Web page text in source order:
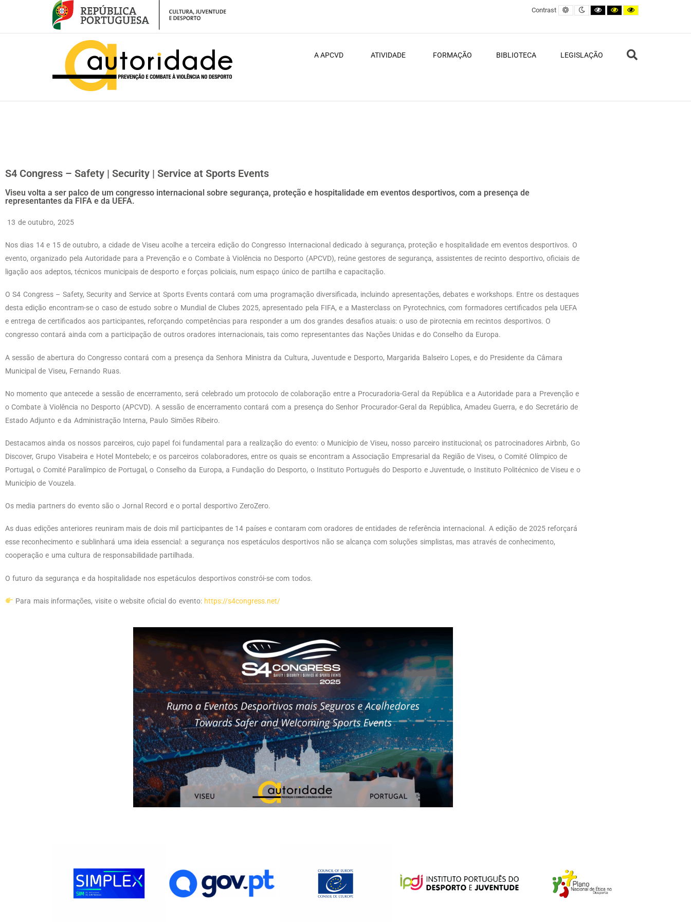
Contrast Default contrast
Night contrast
Black and White contrast
Black and Yellow
Yellow and Black
A APCVD ATIVIDADE FORMAÇÃO BIBLIOTECA LEGISLAÇÃO
S4 Congress – Safety | Security | Service at Sports Events
Viseu volta a ser palco de um congresso internacional sobre segurança, proteção e hospitalidade em eventos desportivos, com a presença de
representantes da FIFA e da UEFA.
13 de outubro, 2025
Nos dias 14 e 15 de outubro, a cidade de Viseu acolhe a terceira edição do Congresso Internacional dedicado à segurança, proteção e hospitalidade em eventos desportivos. O
evento, organizado pela Autoridade para a Prevenção e o Combate à Violência no Desporto (APCVD), reúne gestores de segurança, assistentes de recinto desportivo, oficiais de
ligação aos adeptos, técnicos municipais de desporto e forças policiais, num espaço único de partilha e capacitação.
O S4 Congress – Safety, Security and Service at Sports Events contará com uma programação diversificada, incluindo apresentações, debates e workshops. Entre os destaques
desta edição encontram-se o caso de estudo sobre o Mundial de Clubes 2025, apresentado pela FIFA, e a Masterclass on Pyrotechnics, com formadores certificados pela UEFA
e entrega de certificados aos participantes, reforçando competências para responder a um dos grandes desafios atuais: o uso de pirotecnia em recintos desportivos. O
congresso contará ainda com a participação de outros oradores internacionais, tais como representantes das Nações Unidas e do Conselho da Europa.
A sessão de abertura do Congresso contará com a presença da Senhora Ministra da Cultura, Juventude e Desporto, Margarida Balseiro Lopes, e do Presidente da Câmara
Municipal de Viseu, Fernando Ruas.
No momento que antecede a sessão de encerramento, será celebrado um protocolo de colaboração entre a Procuradoria-Geral da República e a Autoridade para a Prevenção e
o Combate à Violência no Desporto (APCVD). A sessão de encerramento contará com a presença do Senhor Procurador-Geral da República, Amadeu Guerra, e do Secretário de
Estado Adjunto e da Administração Interna, Paulo Simões Ribeiro.
Destacamos ainda os nossos parceiros, cujo papel foi fundamental para a realização do evento: o Município de Viseu, nosso parceiro institucional; os patrocinadores Airbnb, Go
Discover, Grupo Visabeira e Hotel Montebelo; e os parceiros colaboradores, entre os quais se encontram a Associação Empresarial da Região de Viseu, o Comité Olímpico de
Portugal, o Comité Paralímpico de Portugal, o Conselho da Europa, a Fundação do Desporto, o Instituto Português do Desporto e Juventude, o Instituto Politécnico de Viseu e o
Município de Vouzela.
Os media partners do evento são o Jornal Record e o portal desportivo ZeroZero.
As duas edições anteriores reuniram mais de dois mil participantes de 14 países e contaram com oradores de entidades de referência internacional. A edição de 2025 reforçará
esse reconhecimento e sublinhará uma ideia essencial: a segurança nos espetáculos desportivos não se alcança com soluções simplistas, mas através de conhecimento,
cooperação e uma cultura de responsabilidade partilhada.
O futuro da segurança e da hospitalidade nos espetáculos desportivos constrói-se com todos.
Para mais informações, visite o website oficial do evento: https://s4congress.net/